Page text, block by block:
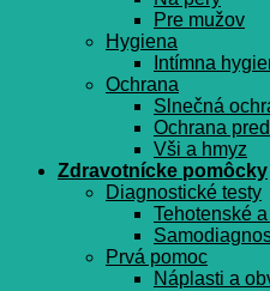
Pre mužov
Hygiena
Intímna
Ochrana
Slnečná
Ochrana
Vši a hmyz
Zdravotnícke pomôcky
Diagnostické testy
Tehotenské
Prvá pomoc
Náplasti a